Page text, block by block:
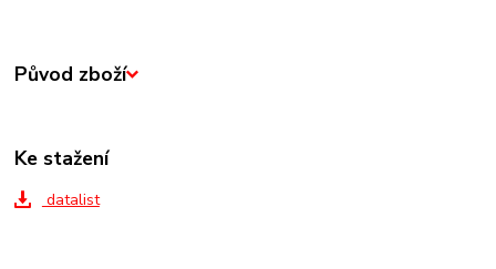
Původ zboží
Ke stažení
datalist